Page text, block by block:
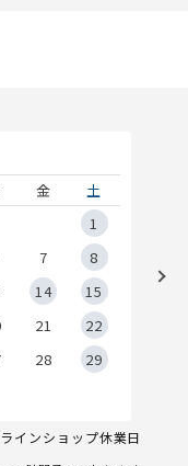
金
土
1
7
8
14
15
21
22
28
29
インショップ休業日